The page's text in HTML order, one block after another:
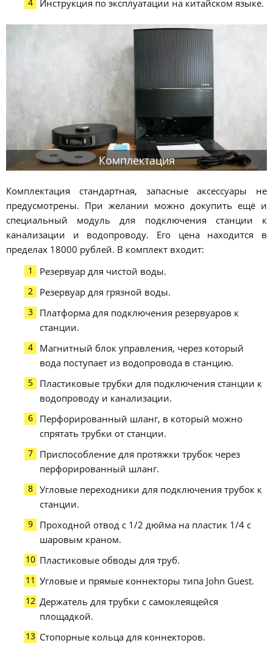
Инструкция по эксплуатации на китайском языке.
Комплектация
Комплектация стандартная, запасные аксессуары не
предусмотрены. При желании можно докупить ещё и
специальный модуль для подключения станции к
канализации и водопроводу. Его цена находится в
пределах 18000 рублей. В комплект входит:
Резервуар для чистой воды.
Резервуар для грязной воды.
Платформа для подключения резервуаров к
станции.
Магнитный блок управления, через который
вода поступает из водопровода в станцию.
Пластиковые трубки для подключения станции к
водопроводу и канализации.
Перфорированный шланг, в который можно
спрятать трубки от станции.
Приспособление для протяжки трубок через
перфорированный шланг.
Угловые переходники для подключения трубок к
станции.
Проходной отвод с 1/2 дюйма на пластик 1/4 с
шаровым краном.
Пластиковые обводы для труб.
Угловые и прямые коннекторы типа John Guest.
Держатель для трубки с самоклеящейся
площадкой.
Стопорные кольца для коннекторов.